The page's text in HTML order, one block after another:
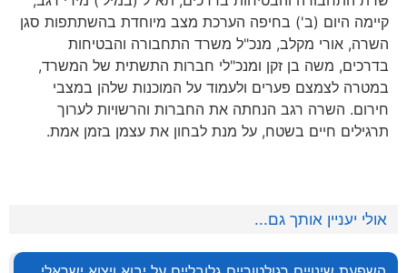
קיימה היום (ב') בחיפה הערכת מצב מיוחדת בהשתתפות סגן
השרה, אורי מקלב, מנכ"ל משרד התחבורה והבטיחות
בדרכים, משה בן זקן ומנכ"לי חברות התשתית של המשרד,
במטרה לצמצם פערים ולעמוד על המוכנות שלהן במצבי
חירום. השרה רגב הנחתה את החברות והרשויות לערוך
תרגילים חיים בשטח, על מנת לבחון את עצמן בזמן אמת.
אולי יעניין אותך גם...